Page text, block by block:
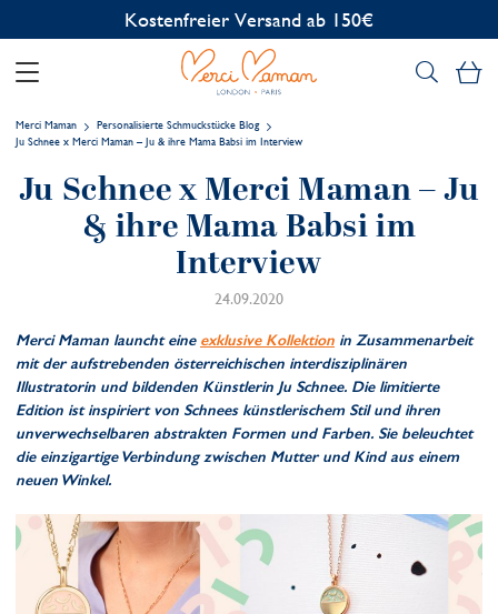
Kostenfreier Versand ab 150€
Merci Maman
Personalisierte Schmuckstücke Blog
Ju Schnee x Merci Maman – Ju & ihre Mama Babsi im Interview
Ju Schnee x Merci Maman – Ju
& ihre Mama Babsi im
Interview
24.09.2020
Merci Maman launcht eine exklusive Kollektion in Zusammenarbeit
mit der aufstrebenden österreichischen interdisziplinären
Illustratorin und bildenden Künstlerin Ju Schnee. Die limitierte
Edition ist inspiriert von Schnees künstlerischem Stil und ihren
unverwechselbaren abstrakten Formen und Farben. Sie beleuchtet
die einzigartige Verbindung zwischen Mutter und Kind aus einem
neuen Winkel.